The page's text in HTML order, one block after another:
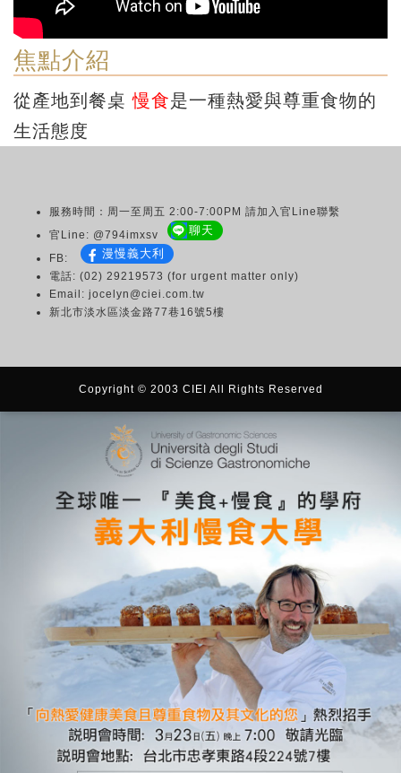
焦點介紹
從產地到餐桌慢食是一種熱愛與尊重食物的
生活態度
服務時間：周一至周五 2:00-7:00PM 請加入官Line聯繫
官Line: @794imxsv
聊天
FB: 漫慢義大利
電話: (02) 29219573 (for urgent matter only)
Email: jocelyn@ciei.com.tw
新北市淡水區淡金路77巷16號5樓
Copyright © 2003 CIEI All Rights Reserved